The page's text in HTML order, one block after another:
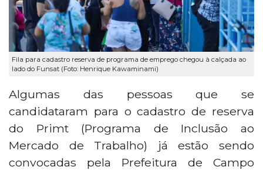
Fila para cadastro reserva de programa de emprego chegou à calçada ao
lado do Funsat (Foto: Henrique Kawaminami)
Algumas das pessoas que se
candidataram para o cadastro de reserva
do Primt (Programa de Inclusão ao
Mercado de Trabalho) já estão sendo
convocadas pela Prefeitura de Campo